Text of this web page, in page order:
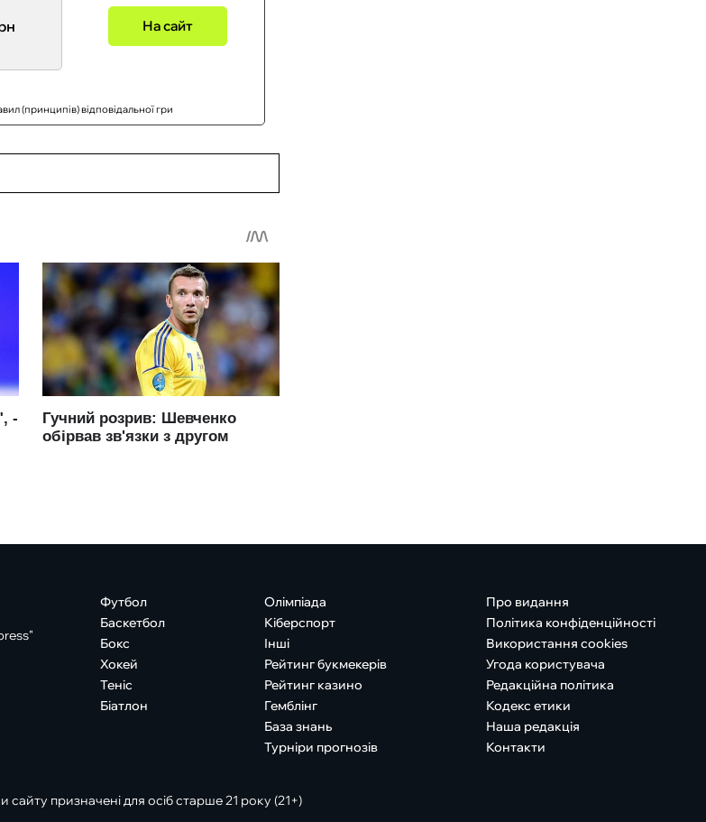
На сайт
(принципів) відповідальної гри
Футбол
Баскетбол
Бокс
Хокей
Теніс
Біатлон
Олімпіада
Кіберспорт
Інші
Рейтинг букмекерів
Рейтинг казино
Гемблінг
База знань
Турніри прогнозів
Про видання
Політика конфіденційності
Використання cookies
Угода користувача
Редакційна політика
Кодекс етики
Наша редакція
Контакти
сайту призначені для осіб старше 21 року (21+)